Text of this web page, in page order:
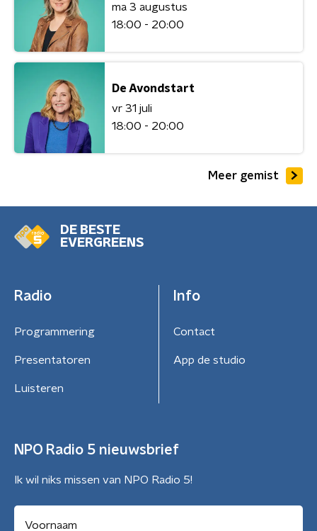
ma 3 augustus
18:00 - 20:00
De Avondstart
vr 31 juli
18:00 - 20:00
Meer gemist
DE BESTE
EVERGREENS
Radio
Programmering
Presentatoren
Luisteren
Info
Contact
App de studio
NPO Radio 5 nieuwsbrief
Ik wil niks missen van NPO Radio 5!